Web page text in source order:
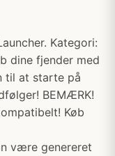
Kategori:
dine fjender med
til at starte på
BEMÆRK!
Køb
være genereret